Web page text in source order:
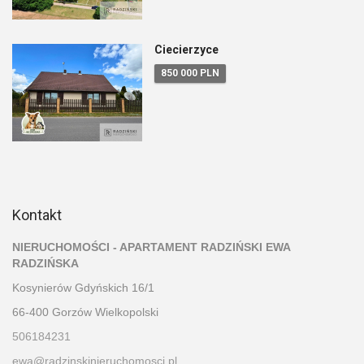
Ciecierzyce
850 000 PLN
Kontakt
NIERUCHOMOŚCI - APARTAMENT RADZIŃSKI EWA
RADZIŃSKA
Kosynierów Gdyńskich 16/1
66-400 Gorzów Wielkopolski
506184231
ewa@radzinskinieruchomosci.pl